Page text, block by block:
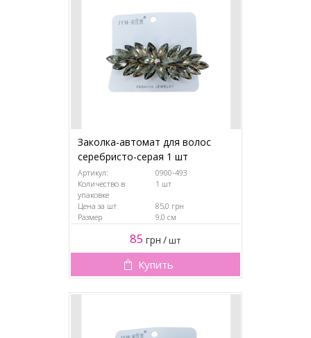
Заколка-автомат для волос
серебристо-серая 1 шт
Артикул:
0900-493
Количество в
упаковке
1 шт
Цена за шт
85,0 грн
Размер
9,0 см
85 грн /шт
Купить